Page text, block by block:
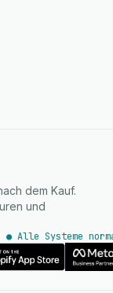
dem Kauf.
und
● Alle Systeme